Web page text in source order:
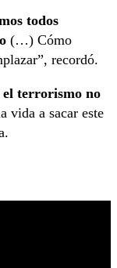
todos
(…) Cómo
recordó.
el terrorismo no
vida a sacar este